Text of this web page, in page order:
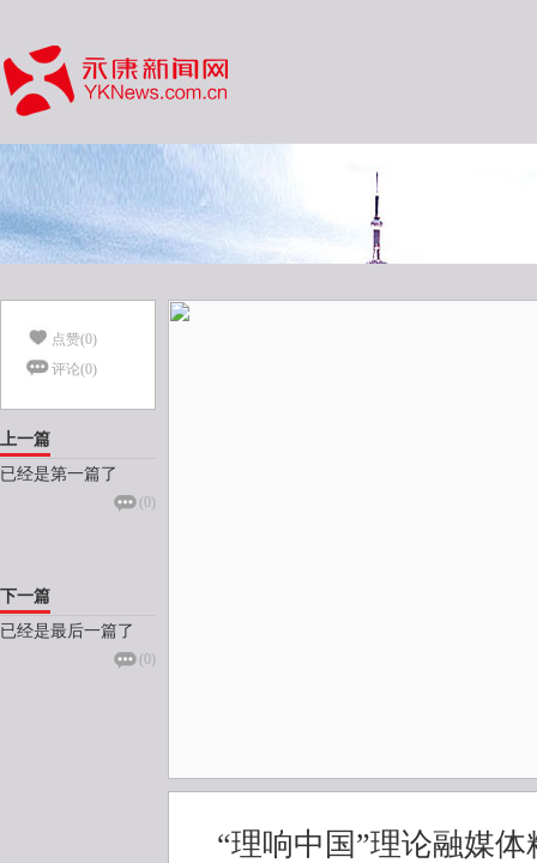
点赞(0)
评论(0)
上一篇
已经是第一篇了
(0)
下一篇
已经是最后一篇了
(0)
“理响中国”理论融媒